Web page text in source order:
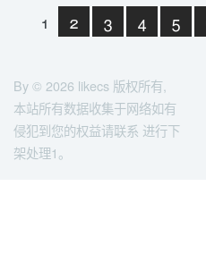
1 2 3 4 5
By © 2026 likecs 版权所有,
本站所有数据收集于网络如有
侵犯到您的权益请联系 进行下
架处理1。